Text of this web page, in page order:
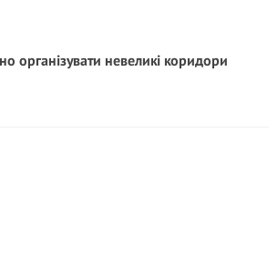
організувати невеликі коридори